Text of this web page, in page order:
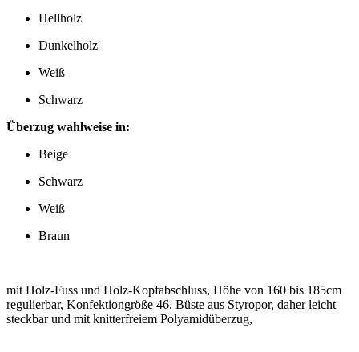
Hellholz
Dunkelholz
Weiß
Schwarz
Überzug wahlweise in:
Beige
Schwarz
Weiß
Braun
mit Holz-Fuss und Holz-Kopfabschluss, Höhe von 160 bis 185cm
regulierbar, Konfektiongröße 46, Büste aus Styropor, daher leicht
steckbar und mit knitterfreiem Polyamidüberzug,